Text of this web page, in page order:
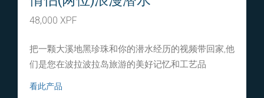
48,000 XPF
把一颗大溪地黑珍珠和你的潜水经历的视频带回家,他
们是您在波拉波拉岛旅游的美好记忆和工艺品
看此产品